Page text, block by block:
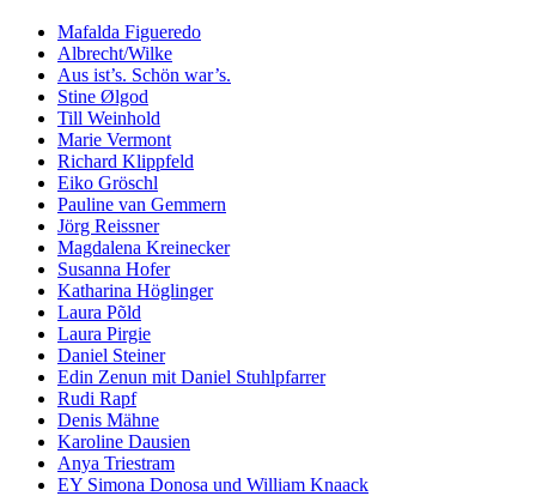
Mafalda Figueredo
Albrecht/Wilke
Aus ist’s. Schön war’s.
Stine Ølgod
Till Weinhold
Marie Vermont
Richard Klippfeld
Eiko Gröschl
Pauline van Gemmern
Jörg Reissner
Magdalena Kreinecker
Susanna Hofer
Katharina Höglinger
Laura Põld
Laura Pirgie
Daniel Steiner
Edin Zenun mit Daniel Stuhlpfarrer
Rudi Rapf
Denis Mähne
Karoline Dausien
Anya Triestram
EY Simona Donosa und William Knaack